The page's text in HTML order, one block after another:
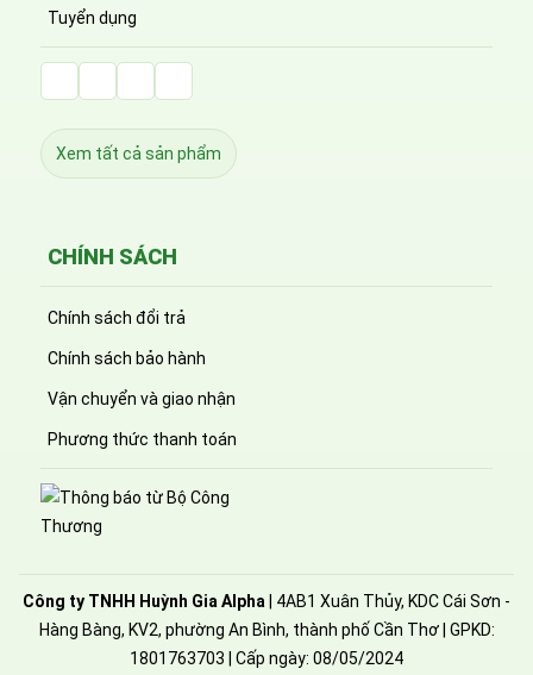
Tuyển dụng
Xem tất cả sản phẩm
CHÍNH SÁCH
Chính sách đổi trả
Chính sách bảo hành
Vận chuyển và giao nhận
Phương thức thanh toán
Công ty TNHH Huỳnh Gia Alpha | 4AB1 Xuân Thủy, KDC Cái Sơn -
Hàng Bàng, KV2, phường An Bình, thành phố Cần Thơ | GPKD:
1801763703 | Cấp ngày: 08/05/2024